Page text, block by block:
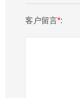
客户留言*: